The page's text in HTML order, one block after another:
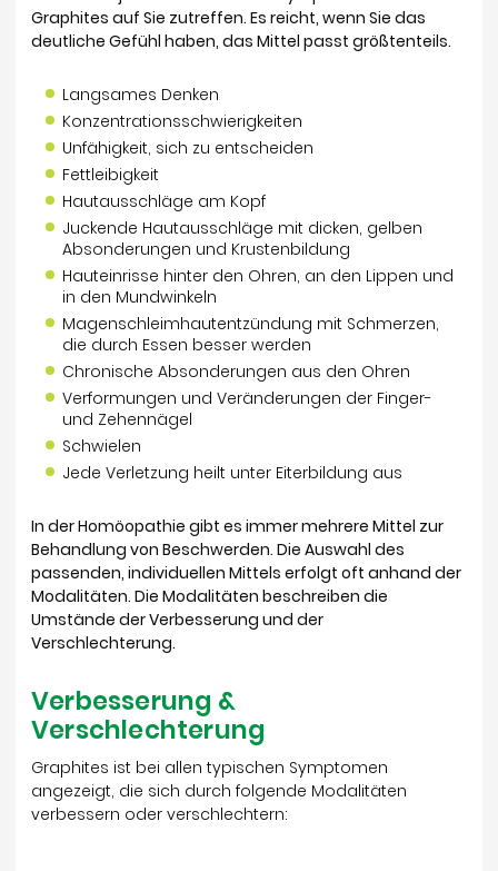
Graphites auf Sie zutreffen. Es reicht, wenn Sie das
deutliche Gefühl haben, das Mittel passt größtenteils.
Langsames Denken
Konzentrationsschwierigkeiten
Unfähigkeit, sich zu entscheiden
Fettleibigkeit
Hautausschläge am Kopf
Juckende Hautausschläge mit dicken, gelben
Absonderungen und Krustenbildung
Hauteinrisse hinter den Ohren, an den Lippen und
in den Mundwinkeln
Magenschleimhautentzündung mit Schmerzen,
die durch Essen besser werden
Chronische Absonderungen aus den Ohren
Verformungen und Veränderungen der Finger-
und Zehennägel
Schwielen
Jede Verletzung heilt unter Eiterbildung aus
In der Homöopathie gibt es immer mehrere Mittel zur
Behandlung von Beschwerden. Die Auswahl des
passenden, individuellen Mittels erfolgt oft anhand der
Modalitäten. Die Modalitäten beschreiben die
Umstände der Verbesserung und der
Verschlechterung.
Verbesserung &
Verschlechterung
Graphites ist bei allen typischen Symptomen
angezeigt, die sich durch folgende Modalitäten
verbessern oder verschlechtern: